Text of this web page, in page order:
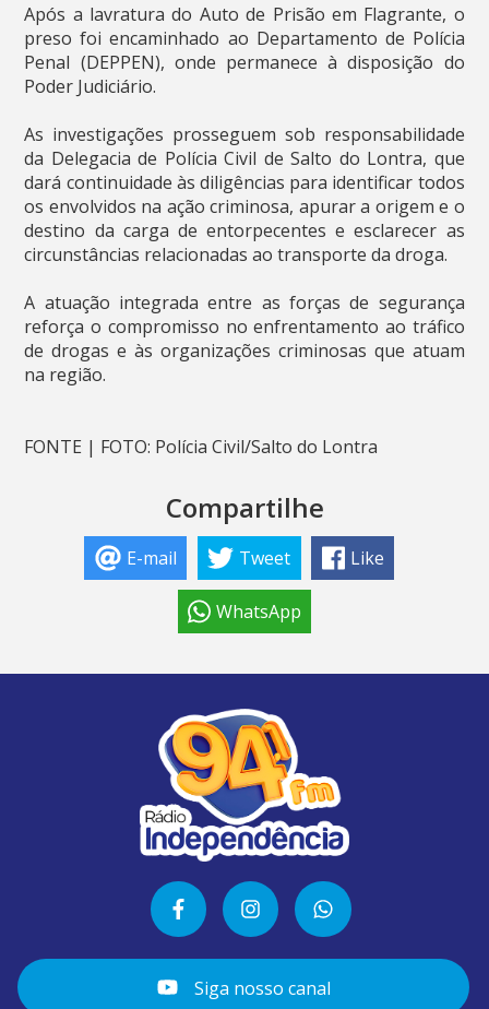
Após a lavratura do Auto de Prisão em Flagrante, o
preso foi encaminhado ao Departamento de Polícia
Penal (DEPPEN), onde permanece à disposição do
Poder Judiciário.
As investigações prosseguem sob responsabilidade
da Delegacia de Polícia Civil de Salto do Lontra, que
dará continuidade às diligências para identificar todos
os envolvidos na ação criminosa, apurar a origem e o
destino da carga de entorpecentes e esclarecer as
circunstâncias relacionadas ao transporte da droga.
A atuação integrada entre as forças de segurança
reforça o compromisso no enfrentamento ao tráfico
de drogas e às organizações criminosas que atuam
na região.
FONTE | FOTO: Polícia Civil/Salto do Lontra
Compartilhe
E-mail Tweet Like
WhatsApp
Siga nosso canal